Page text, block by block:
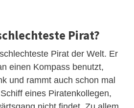
Pirat?
Pirat der Welt. Er
einen Kompass benutzt,
und rammt auch schon mal
eines Piratenkollegen,